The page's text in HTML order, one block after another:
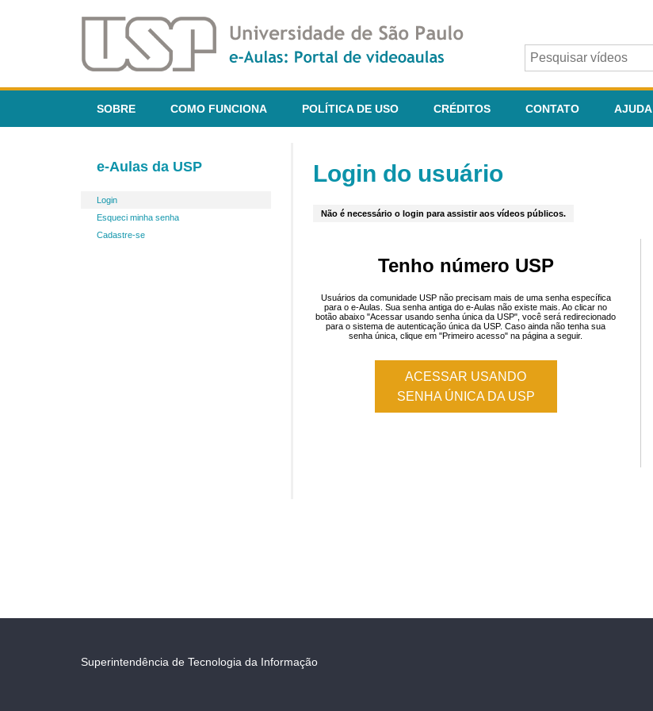
SOBRE COMO FUNCIONA POLÍTICA DE USO CRÉDITOS CONTATO AJUDA
e-Aulas da USP
Login
Esqueci minha senha
Cadastre-se
Login do usuário
Não é necessário o login para assistir aos vídeos públicos.
Tenho número USP
Usuários da comunidade USP não precisam mais de uma senha específica
para o e-Aulas. Sua senha antiga do e-Aulas não existe mais. Ao clicar no
botão abaixo "Acessar usando senha única da USP", você será redirecionado
para o sistema de autenticação única da USP. Caso ainda não tenha sua
senha única, clique em "Primeiro acesso" na página a seguir.
ACESSAR USANDO
SENHA ÚNICA DA USP
Superintendência de Tecnologia da Informação